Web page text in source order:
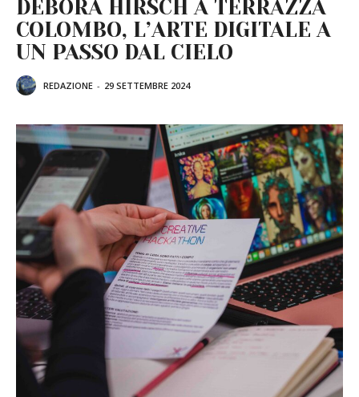
DEBORA HIRSCH A TERRAZZA
COLOMBO, L’ARTE DIGITALE A
UN PASSO DAL CIELO
REDAZIONE - 29 SETTEMBRE 2024